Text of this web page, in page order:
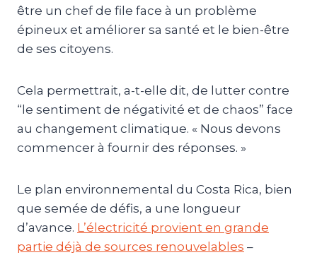
être un chef de file face à un problème
épineux et améliorer sa santé et le bien-être
de ses citoyens.
Cela permettrait, a-t-elle dit, de lutter contre
“le sentiment de négativité et de chaos” face
au changement climatique. « Nous devons
commencer à fournir des réponses. »
Le plan environnemental du Costa Rica, bien
que semée de défis, a une longueur
d’avance. L’électricité provient en grande
partie déjà de sources renouvelables –